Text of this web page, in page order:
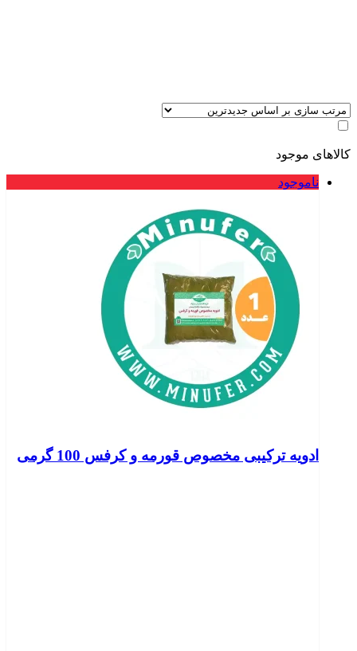
کالاهای موجود
ناموجود
ادویه ترکیبی مخصوص قورمه و کرفس 100 گرمی